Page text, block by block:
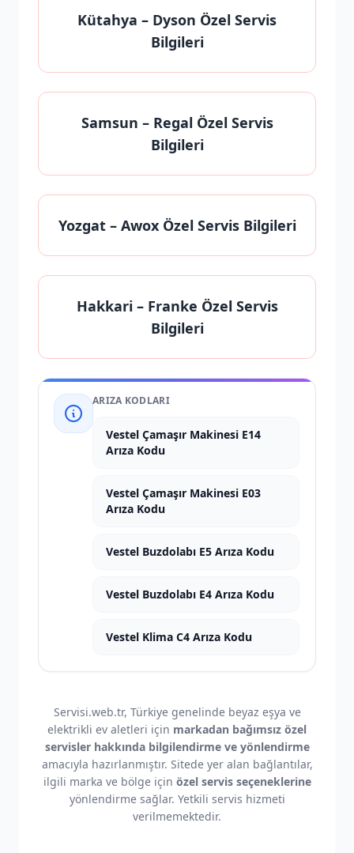
Kütahya – Dyson Özel Servis
Bilgileri
Samsun – Regal Özel Servis
Bilgileri
Yozgat– Awox Özel Servis Bilgileri
Hakkari– Franke Özel Servis
Bilgileri
ARIZA KODLARI
Vestel Çamaşır Makinesi E14
Arıza Kodu
Vestel Çamaşır Makinesi E03
Arıza Kodu
Vestel Buzdolabı E5 Arıza Kodu
Vestel Buzdolabı E4 Arıza Kodu
Vestel Klima C4 Arıza Kodu
Servisi.web.tr, Türkiye genelinde beyaz eşya ve
elektrikli ev aletleri için markadan bağımsız özel
servisler hakkında bilgilendirme ve yönlendirme
amacıyla hazırlanmıştır. Sitede yer alan bağlantılar,
ilgili marka ve bölge için özel servis seçeneklerine
yönlendirme sağlar. Yetkili servis hizmeti
verilmemektedir.